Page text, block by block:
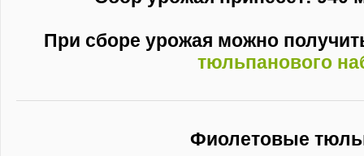
При сборе урожая можно
тюльпанового
Фиолетовые